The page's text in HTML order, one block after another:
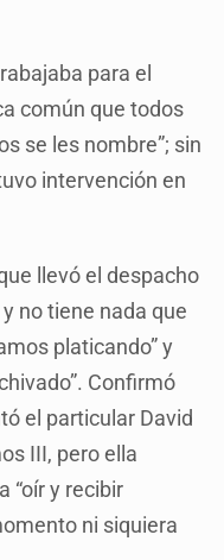
para el
común que todos
se les nombre”; sin
intervención en
llevó el despacho
no tiene nada que
platicando” y
Confirmó
el particular David
III, pero ella
“oír y recibir
ni siquiera